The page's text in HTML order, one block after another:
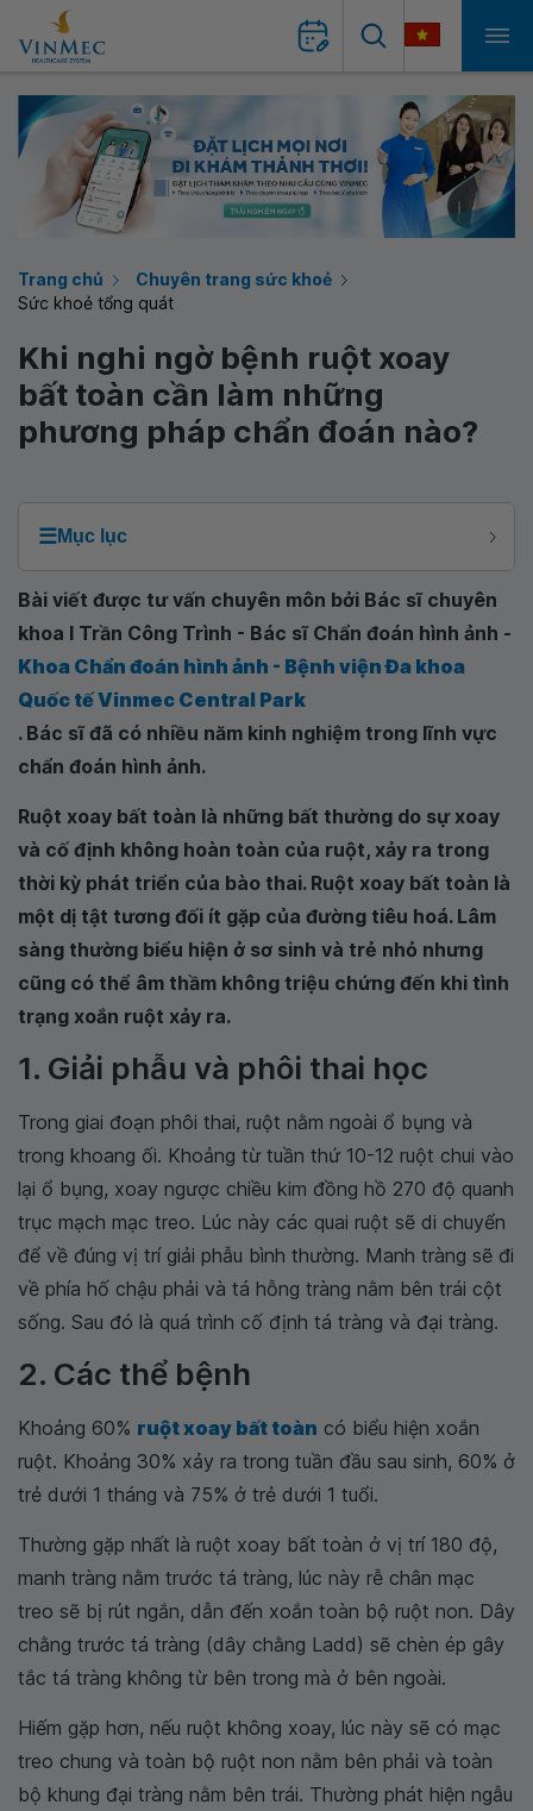
Trang chủ
Chuyên trang sức khoẻ
Sức khoẻ tổng quát
Khi nghi ngờ bệnh ruột xoay
bất toàn cần làm những
phương pháp chẩn đoán nào?
☰Mục lục
Bài viết được tư vấn chuyên môn bởi Bác sĩ chuyên
khoa I Trần Công Trình - Bác sĩ Chẩn đoán hình ảnh -
Khoa Chẩn đoán hình ảnh - Bệnh viện Đa khoa
Quốc tế Vinmec Central Park
. Bác sĩ đã có nhiều năm kinh nghiệm trong lĩnh vực
chẩn đoán hình ảnh.
Ruột xoay bất toàn là những bất thường do sự xoay
và cố định không hoàn toàn của ruột, xảy ra trong
thời kỳ phát triển của bào thai. Ruột xoay bất toàn là
một dị tật tương đối ít gặp của đường tiêu hoá. Lâm
sàng thường biểu hiện ở sơ sinh và trẻ nhỏ nhưng
cũng có thể âm thầm không triệu chứng đến khi tình
trạng xoắn ruột xảy ra.
1. Giải phẫu và phôi thai học
Trong giai đoạn phôi thai, ruột nằm ngoài ổ bụng và
trong khoang ối. Khoảng từ tuần thứ 10-12 ruột chui vào
lại ổ bụng, xoay ngược chiều kim đồng hồ 270 độ quanh
trục mạch mạc treo. Lúc này các quai ruột sẽ di chuyển
để về đúng vị trí giải phẫu bình thường. Manh tràng sẽ đi
về phía hố chậu phải và tá hỗng tràng nằm bên trái cột
sống. Sau đó là quá trình cố định tá tràng và đại tràng.
2. Các thể bệnh
Khoảng 60% ruột xoay bất toàn có biểu hiện xoắn
ruột. Khoảng 30% xảy ra trong tuần đầu sau sinh, 60% ở
trẻ dưới 1 tháng và 75% ở trẻ dưới 1 tuổi.
Thường gặp nhất là ruột xoay bất toàn ở vị trí 180 độ,
manh tràng nằm trước tá tràng, lúc này rễ chân mạc
treo sẽ bị rút ngắn, dẫn đến xoắn toàn bộ ruột non. Dây
chằng trước tá tràng (dây chằng Ladd) sẽ chèn ép gây
tắc tá tràng không từ bên trong mà ở bên ngoài.
Hiếm gặp hơn, nếu ruột không xoay, lúc này sẽ có mạc
treo chung và toàn bộ ruột non nằm bên phải và toàn
bộ khung đại tràng nằm bên trái. Thường phát hiện ngẫu